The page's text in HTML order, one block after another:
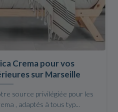
Crema pour vos
sur Marseille
source privilégiée pour les
, adaptés à tous typ...